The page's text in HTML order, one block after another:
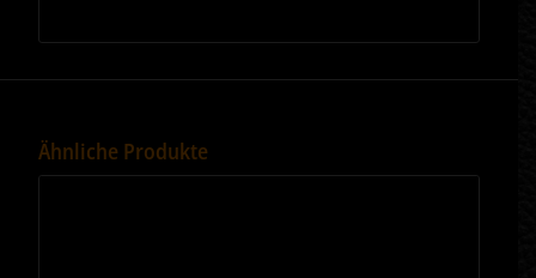
Ähnliche Produkte